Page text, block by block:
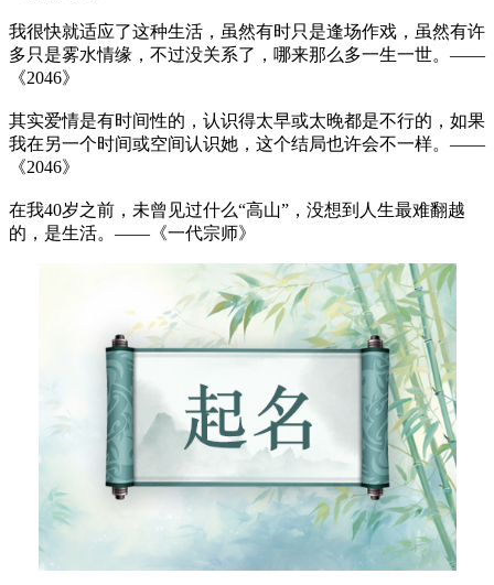
我很快就适应了这种生活，虽然有时只是逢场作戏，虽然有许
多只是雾水情缘，不过没关系了，哪来那么多一生一世。——
《2046》
其实爱情是有时间性的，认识得太早或太晚都是不行的，如果
我在另一个时间或空间认识她，这个结局也许会不一样。——
《2046》
在我40岁之前，未曾见过什么“高山”，没想到人生最难翻越
的，是生活。——《一代宗师》